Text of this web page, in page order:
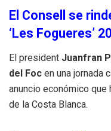
El Consell se
‘Les Fogueres’
El president Juanfran
del Foc en una jornada
anuncio económico
de la Costa Blanca.